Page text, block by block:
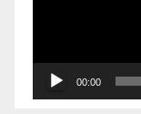
00:00